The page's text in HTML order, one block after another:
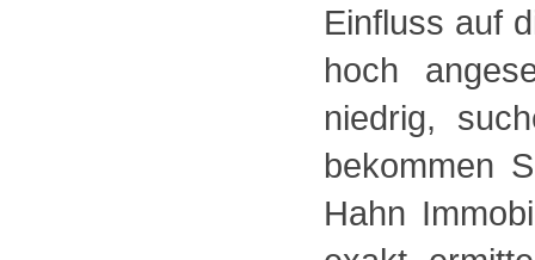
Einfluss auf
hoch
niedrig,
bekommen
Hahn